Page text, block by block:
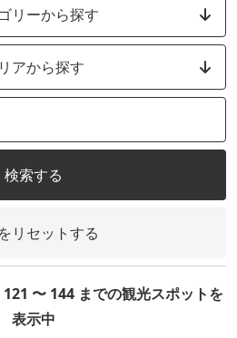
リーから探す
アから探す
検索する
リセットする
〜 144 までの観光スポットを
表示中